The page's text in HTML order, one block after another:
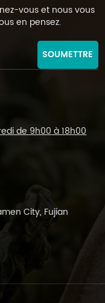
vous et nous vous
en pensez.
SOUMETTRE
de 9h00 à 18h00
City, Fujian